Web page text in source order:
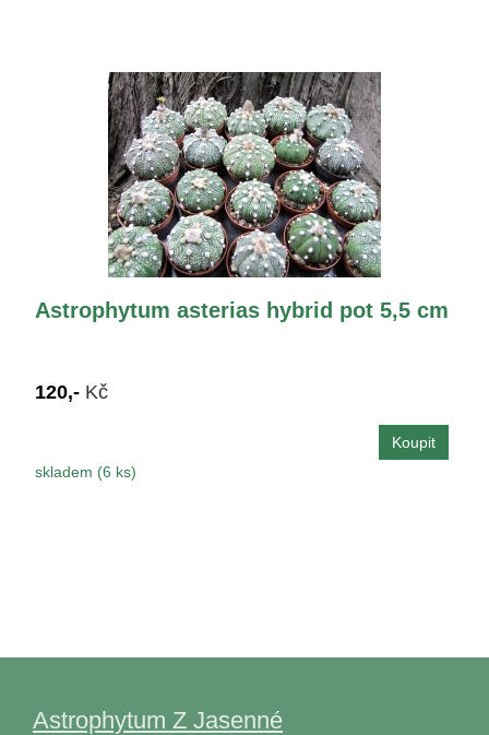
Astrophytum asterias hybrid pot 5,5 cm
120,- Kč
skladem (6 ks)
Astrophytum Z Jasenné